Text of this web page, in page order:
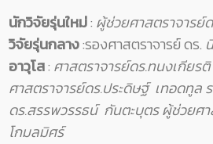
นักวิจัยรุ่นใหม่: ผู้ช่วยศาสตราจาร
วิจัยรุ่นกลาง:รองศาสตราจารย์ ดร.
อาวุโส: ศาสตราจารย์ดร.ทนงเกียร
ศาสตราจารย์ดร.ประดิษฐ์ เทอดทูล
ดร.สรรพวรรธน์ กันตะบุตร ผู้ช่วยศ
โกมลมิศร์